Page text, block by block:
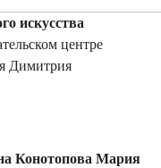
искусства
центре
Димитрия
Конотопова Мария